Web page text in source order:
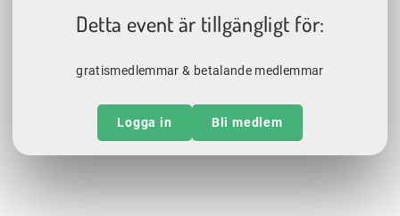
Detta event är tillgängligt för:
gratismedlemmar & betalande medlemmar
Logga in Bli medlem